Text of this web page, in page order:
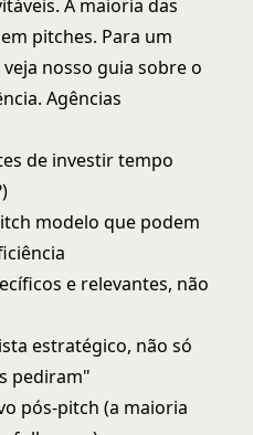
A maioria das
pitches. Para um
nosso guia sobre o
. Agências
de investir tempo
modelo que podem
e relevantes, não
estratégico, não só
pediram"
pós-pitch (a maioria